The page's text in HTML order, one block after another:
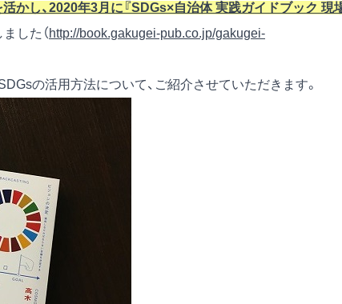
かし、2020年3月に『SDGs×自治体 実践ガイドブック 現
した（http://book.gakugei-pub.co.jp/gakugei-
の活用方法について、ご紹介させていただきます。